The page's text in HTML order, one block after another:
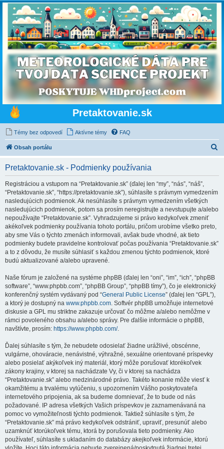
Pretaktovanie.sk
Témy bez odpovedí Aktívne témy FAQ
Obsah portálu
Pretaktovanie.sk - Podmienky používania
Registráciou a vstupom na “Pretaktovanie.sk” (ďalej len “my”, “nás”, “náš”,
“Pretaktovanie.sk”, “https://pretaktovanie.sk”), súhlasíte s právnym vymedzením
nasledujúcich podmienok. Ak nesúhlasíte s právnym vymedzením všetkých
nasledujúcich podmienok, potom sa prosím neregistrujte a nevstupujte a/alebo
nepoužívajte “Pretaktovanie.sk”. Vyhradzujeme si právo kedykoľvek zmeniť
akékoľvek podmienky používania tohoto portálu, pričom urobíme všetko preto,
aby sme Vás o týchto zmenách informovali, avšak bude vhodné, ak tieto
podmienky budete pravidelne kontrolovať počas používania “Pretaktovanie.sk”
a to z dôvodu, že musíte súhlasiť s každou zmenou týchto podmienok, ktoré
budú aktualizované a/alebo upravené.
Naše fórum je založené na systéme phpBB (ďalej len “oni”, “im”, “ich”, “phpBB
software”, “www.phpbb.com”, “phpBB Group”, “phpBB tímy”), čo je elektronický
konferenčný systém vydávaný pod “General Public License” (ďalej len “GPL”),
a ktorý je dostupný na www.phpbb.com. Softvér phpBB umožňuje internetové
diskusie a GPL mu striktne zakazuje určovať čo môžme a/alebo nemôžme v
rámci povoleného obsahu a/alebo správy. Pre ďalšie informácie o phpBB,
navštívte, prosím: https://www.phpbb.com/.
Ďalej súhlasíte s tým, že nebudete odosielať žiadne urážlivé, obscénne,
vulgárne, ohováracie, nenávistné, výhražné, sexuálne orientované príspevky
alebo posielať akýkoľvek iný materiál, ktorý môže porušovať ktorékoľvek
zákony krajiny, v ktorej sa nachádzate Vy, či v ktorej sa nachádza
“Pretaktovanie.sk” alebo medzinárodné právo. Takéto konanie môže viesť k
okamžitému a trvalému vylúčeniu, s upozornením Vášho poskytovateľa
internetového pripojenia, ak sa budeme domnievať, že to bude od nás
požadované. IP adresa všetkých Vašich príspevkov je zaznamenávaná na
pomoc vo vymožiteľnosti týchto podmienok. Taktiež súhlasíte s tým, že
“Pretaktovanie.sk” má právo kedykoľvek odstrániť, upraviť, presunúť alebo
uzamknúť ktorúkoľvek tému, ktorá by porušovala tieto podmienky. Ako
používateľ, súhlasíte s ukladaním do databázy akejkoľvek informácie, ktorú